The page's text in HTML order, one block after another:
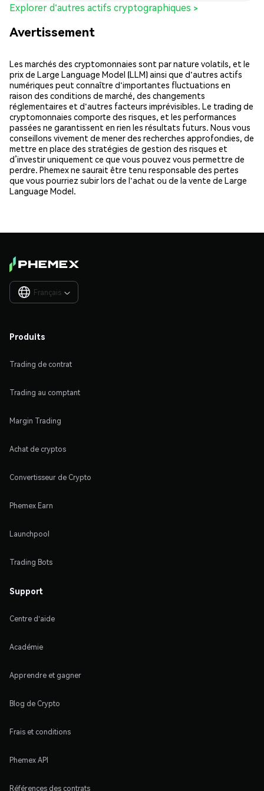
Explorer d'autres actifs cryptographiques >
Avertissement
Les marchés des cryptomonnaies sont par nature volatils, et le
prix de Large Language Model (LLM) ainsi que d'autres actifs
numériques peut connaître d'importantes fluctuations en
raison des conditions de marché, des changements
réglementaires et d'autres facteurs imprévisibles. Le trading de
cryptomonnaies comporte des risques, et les performances
passées ne garantissent en rien les résultats futurs. Nous vous
conseillons vivement de mener des recherches approfondies, de
mettre en place des stratégies de gestion des risques et
d’investir uniquement ce que vous pouvez vous permettre de
perdre. Phemex ne saurait être tenu responsable des pertes
que vous pourriez subir lors de l'achat ou de la vente de Large
Language Model.
Français 
Produits
Trading de contrat
Trading au comptant
Margin Trading
Achat de cryptos
Convertisseur de Crypto
Phemex Earn
Launchpool
Trading Bots
Support
Centre d'aide
Académie
Apprendre et gagner
Blog de Crypto
Frais et conditions
Phemex API
Références des contrats